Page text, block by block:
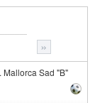
»
Mallorca Sad "B"